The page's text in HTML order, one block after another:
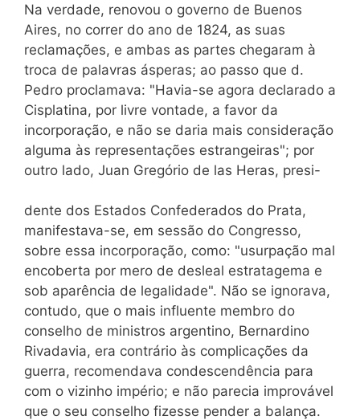
Na verdade, renovou o governo de Buenos
Aires, no correr do ano de 1824, as suas
reclamações, e ambas as partes chegaram à
troca de palavras ásperas; ao passo que d.
Pedro proclamava: "Havia-se agora declarado a
Cisplatina, por livre vontade, a favor da
incorporação, e não se daria mais consideração
alguma às representações estrangeiras"; por
outro lado, Juan Gregório de las Heras, presi-
dente dos Estados Confederados do Prata,
manifestava-se, em sessão do Congresso,
sobre essa incorporação, como: "usurpação mal
encoberta por mero de desleal estratagema e
sob aparência de legalidade". Não se ignorava,
contudo, que o mais influente membro do
conselho de ministros argentino, Bernardino
Rivadavia, era contrário às complicações da
guerra, recomendava condescendência para
com o vizinho império; e não parecia improvável
que o seu conselho fizesse pender a balança.